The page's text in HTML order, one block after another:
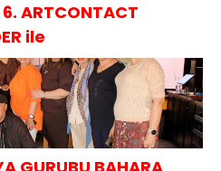
ARTCONTACT
ile